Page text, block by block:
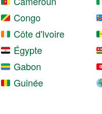
Congo
Côte d'Ivoire
Égypte
Gabon
Guinée